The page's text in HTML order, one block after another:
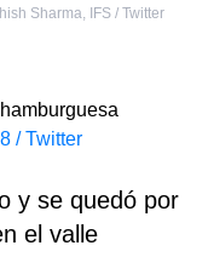
Sharma, IFS / Twitter
/ Twitter
y se quedó por
el valle